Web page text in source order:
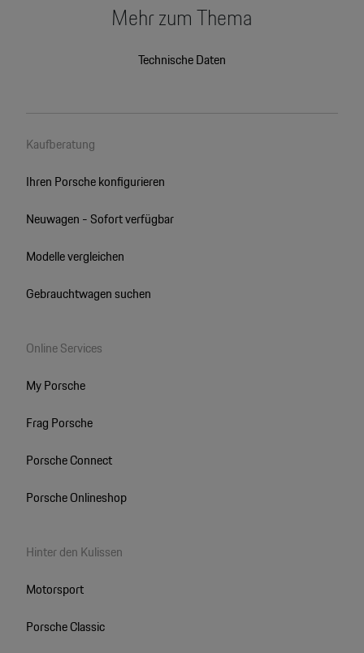
Mehr zum Thema
Technische Daten
Kaufberatung
Ihren Porsche konfigurieren
Neuwagen - Sofort verfügbar
Modelle vergleichen
Gebrauchtwagen suchen
Online Services
My Porsche
Frag Porsche
Porsche Connect
Porsche Onlineshop
Hinter den Kulissen
Motorsport
Porsche Classic